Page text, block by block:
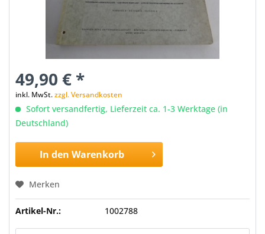
49,90 € *
inkl. MwSt.zzgl. Versandkosten
Sofort versandfertig, Lieferzeit ca. 1-3 Werktage (in
Deutschland)
In den Warenkorb
Merken
Artikel-Nr.: 1002788